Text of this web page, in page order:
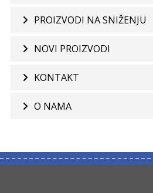
PROIZVODI NA SNIŽENJU
NOVI PROIZVODI
KONTAKT
O NAMA